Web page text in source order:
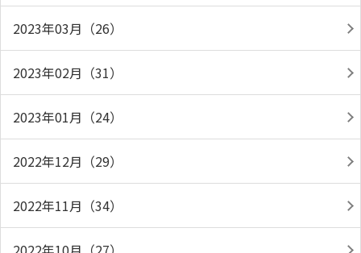
2023年03月（26）
2023年02月（31）
2023年01月（24）
2022年12月（29）
2022年11月（34）